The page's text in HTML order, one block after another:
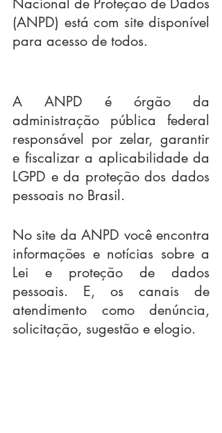
Nacional de Proteção de Dados
(ANPD) está com site disponível
para acesso de todos.
A ANPD é órgão da
administração pública federal
responsável por zelar, garantir
e fiscalizar a aplicabilidade da
LGPD e da proteção dos dados
pessoais no Brasil.
No site da ANPD você encontra
informações e notícias sobre a
Lei e proteção de dados
pessoais. E, os canais de
atendimento como denúncia,
solicitação, sugestão e elogio.